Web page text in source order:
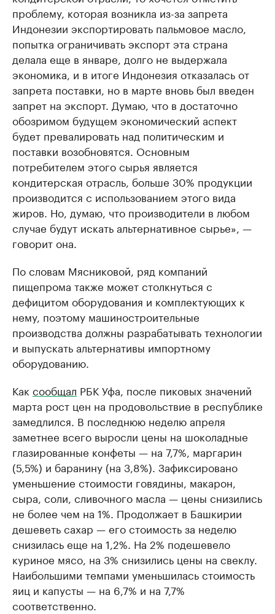
проблему, которая возникла из-за запрета
Индонезии экспортировать пальмовое масло,
попытка ограничивать экспорт эта страна
делала еще в январе, долго не выдержала
экономика, и в итоге Индонезия отказалась от
запрета поставки, но в марте вновь был введен
запрет на экспорт. Думаю, что в достаточно
обозримом будущем экономический аспект
будет превалировать над политическим и
поставки возобновятся. Основным
потребителем этого сырья является
кондитерская отрасль, больше 30% продукции
производится с использованием этого вида
жиров. Но, думаю, что производители в любом
случае будут искать альтернативное сырье», —
говорит она.
По словам Мясниковой, ряд компаний
пищепрома также может столкнуться с
дефицитом оборудования и комплектующих к
нему, поэтому машиностроительные
производства должны разрабатывать технологии
и выпускать альтернативы импортному
оборудованию.
Как сообщал РБК Уфа, после пиковых значений
марта рост цен на продовольствие в республике
замедлился. В последнюю неделю апреля
заметнее всего выросли цены на шоколадные
глазированные конфеты — на 7,7%, маргарин
(5,5%) и баранину (на 3,8%). Зафиксировано
уменьшение стоимости говядины, макарон,
сыра, соли, сливочного масла — цены снизились
не более чем на 1%. Продолжает в Башкирии
дешеветь сахар — его стоимость за неделю
снизилась еще на 1,2%. На 2% подешевело
куриное мясо, на 3% снизились цены на свеклу.
Наибольшими темпами уменьшилась стоимость
яиц и капусты — на 6,7% и на 7,7%
соответственно.